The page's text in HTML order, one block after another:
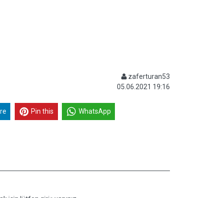
zaferturan53
05.06.2021 19:16
Pin this WhatsApp